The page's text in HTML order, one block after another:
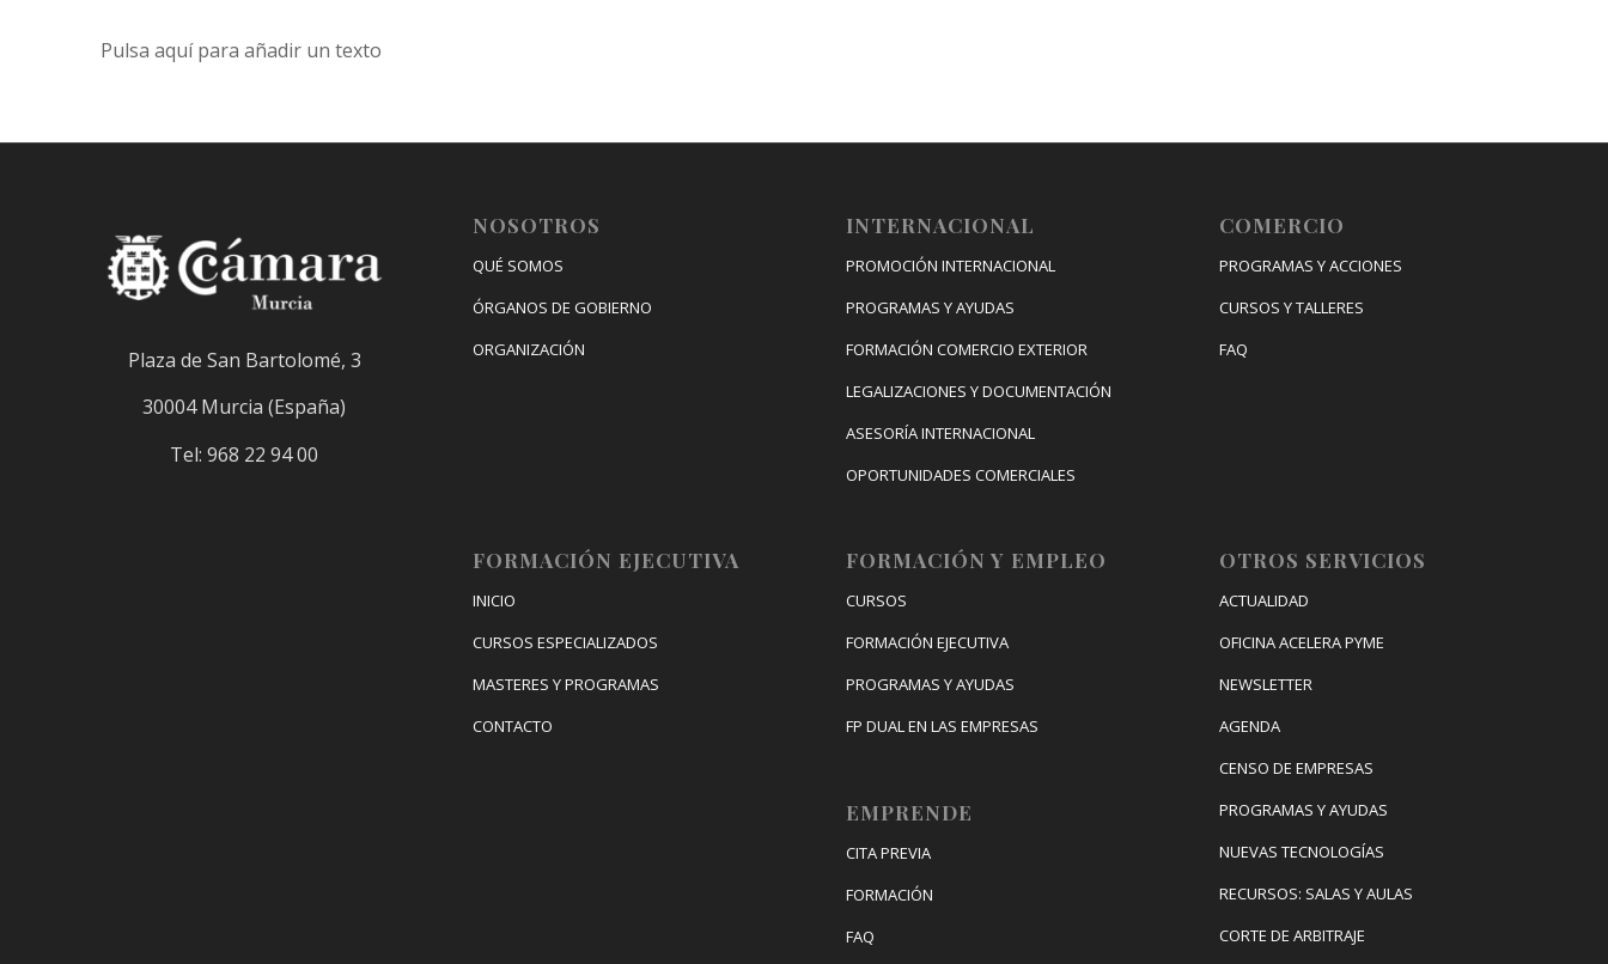
Pulsa aquí para añadir un texto
Plaza de San Bartolomé, 3
30004 Murcia (España)
Tel: 968 22 94 00
NOSOTROS
QUÉ SOMOS
ÓRGANOS DE GOBIERNO
ORGANIZACIÓN
FORMACIÓN EJECUTIVA
INICIO
CURSOS ESPECIALIZADOS
MASTERES Y PROGRAMAS
CONTACTO
INTERNACIONAL
PROMOCIÓN INTERNACIONAL
PROGRAMAS Y AYUDAS
FORMACIÓN COMERCIO EXTERIOR
LEGALIZACIONES Y DOCUMENTACIÓN
ASESORÍA INTERNACIONAL
OPORTUNIDADES COMERCIALES
FORMACIÓN Y EMPLEO
CURSOS
FORMACIÓN EJECUTIVA
PROGRAMAS Y AYUDAS
FP DUAL EN LAS EMPRESAS
EMPRENDE
CITA PREVIA
FORMACIÓN
FAQ
COMERCIO
PROGRAMAS Y ACCIONES
CURSOS Y TALLERES
FAQ
OTROS SERVICIOS
ACTUALIDAD
OFICINA ACELERA PYME
NEWSLETTER
AGENDA
CENSO DE EMPRESAS
PROGRAMAS Y AYUDAS
NUEVAS TECNOLOGÍAS
RECURSOS: SALAS Y AULAS
CORTE DE ARBITRAJE